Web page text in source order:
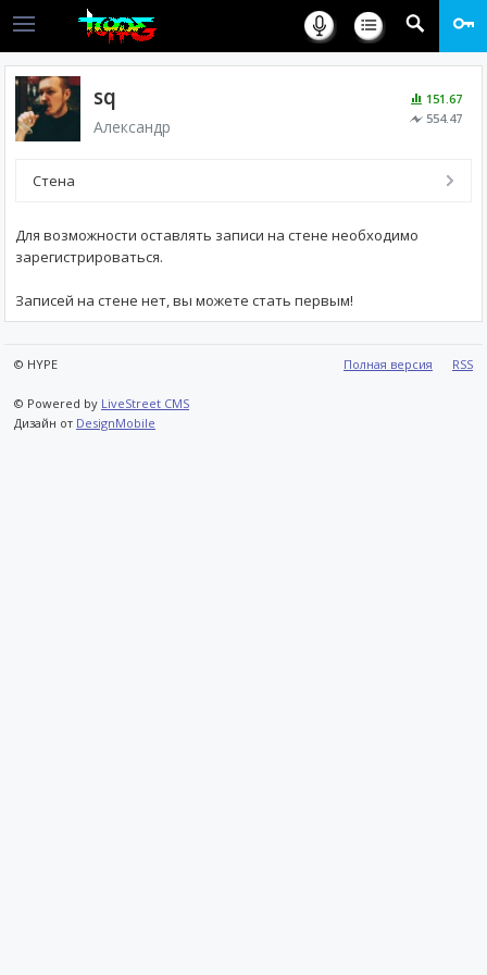
151.67
554.47
sq
Александр
Стена
Для возможности оставлять записи на стене необходимо
зарегистрироваться.
Записей на стене нет, вы можете стать первым!
Полная версия RSS
© HYPE
© Powered by LiveStreet CMS
Дизайн от DesignMobile